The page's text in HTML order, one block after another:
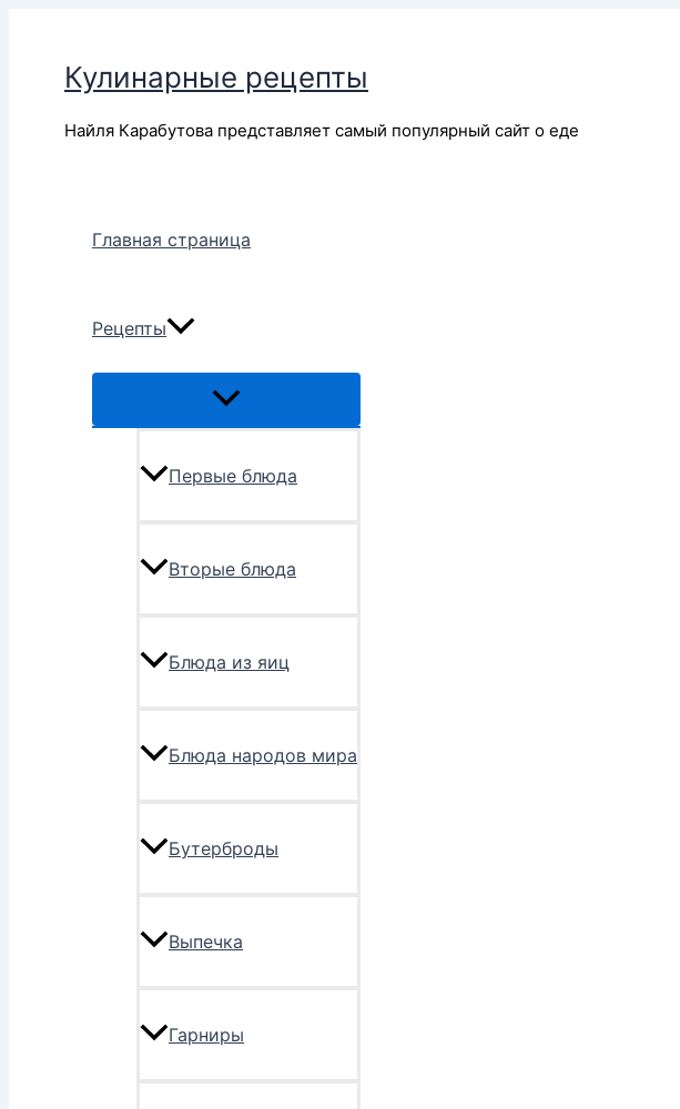
содержимому
Кулинарные рецепты
Найля Карабутова представляет самый популярный сайт о еде
Главная страница
Рецепты
Переключатель
Первые блюда
Вторые блюда
Блюда из яиц
Блюда народов мира
Бутерброды
Выпечка
Гарниры